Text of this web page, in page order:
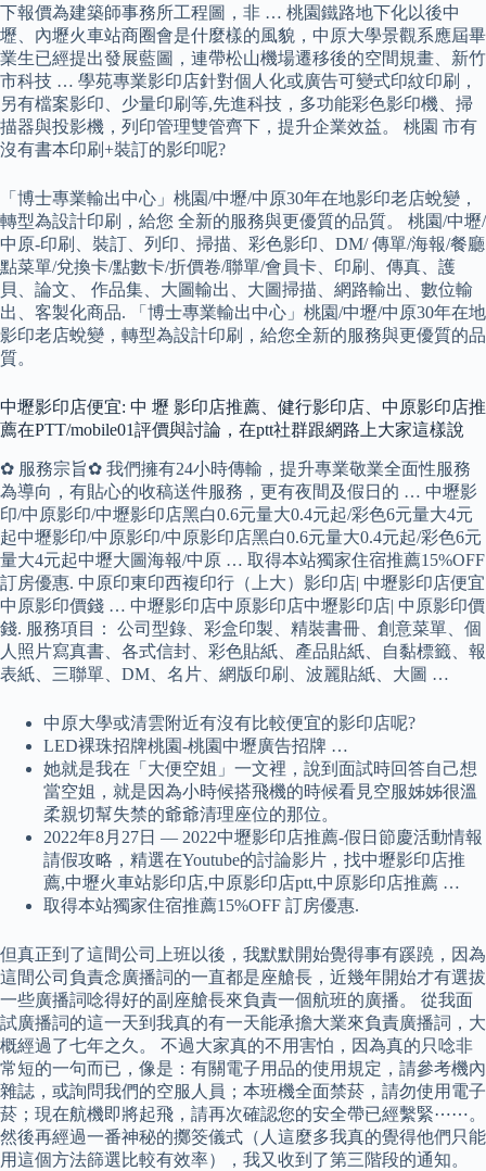
下報價為建築師事務所工程圖，非 … 桃園鐵路地下化以後中
壢、內壢火車站商圈會是什麼樣的風貌，中原大學景觀系應屆畢
業生已經提出發展藍圖，連帶松山機場遷移後的空間規畫、新竹
市科技 … 學苑專業影印店針對個人化或廣告可變式印紋印刷，
另有檔案影印、少量印刷等,先進科技，多功能彩色影印機、掃
描器與投影機，列印管理雙管齊下，提升企業效益。 桃園 市有
沒有書本印刷+裝訂的影印呢?
「博士專業輸出中心」桃園/中壢/中原30年在地影印老店蛻變，
轉型為設計印刷，給您 全新的服務與更優質的品質。 桃園/中壢/
中原-印刷、裝訂、列印、掃描、彩色影印、DM/ 傳單/海報/餐廳
點菜單/兌換卡/點數卡/折價卷/聯單/會員卡、印刷、傳真、護
貝、論文、 作品集、大圖輸出、大圖掃描、網路輸出、數位輸
出、客製化商品. 「博士專業輸出中心」桃園/中壢/中原30年在地
影印老店蛻變，轉型為設計印刷，給您全新的服務與更優質的品
質。
中壢影印店便宜: 中 壢 影印店推薦、健行影印店、中原影印店推
薦在PTT/mobile01評價與討論，在ptt社群跟網路上大家這樣說
✿ 服務宗旨✿ 我們擁有24小時傳輸，提升專業敬業全面性服務
為導向，有貼心的收稿送件服務，更有夜間及假日的 … 中壢影
印/中原影印/中壢影印店黑白0.6元量大0.4元起/彩色6元量大4元
起中壢影印/中原影印/中原影印店黑白0.6元量大0.4元起/彩色6元
量大4元起中壢大圖海報/中原 … 取得本站獨家住宿推薦15%OFF
訂房優惠. 中原印東印西複印行（上大）影印店| 中壢影印店便宜
中原影印價錢 … 中壢影印店中原影印店中壢影印店| 中原影印價
錢. 服務項目： 公司型錄、彩盒印製、精裝書冊、創意菜單、個
人照片寫真書、各式信封、彩色貼紙、產品貼紙、自黏標籤、報
表紙、三聯單、DM、名片、網版印刷、波麗貼紙、大圖 …
中原大學或清雲附近有沒有比較便宜的影印店呢?
LED裸珠招牌桃園-桃園中壢廣告招牌 …
她就是我在「大便空姐」一文裡，說到面試時回答自己想
當空姐，就是因為小時候搭飛機的時候看見空服姊姊很溫
柔親切幫失禁的爺爺清理座位的那位。
2022年8月27日 — 2022中壢影印店推薦-假日節慶活動情報
請假攻略，精選在Youtube的討論影片，找中壢影印店推
薦,中壢火車站影印店,中原影印店ptt,中原影印店推薦 …
取得本站獨家住宿推薦15%OFF 訂房優惠.
但真正到了這間公司上班以後，我默默開始覺得事有蹊蹺，因為
這間公司負責念廣播詞的一直都是座艙長，近幾年開始才有選拔
一些廣播詞唸得好的副座艙長來負責一個航班的廣播。 從我面
試廣播詞的這一天到我真的有一天能承擔大業來負責廣播詞，大
概經過了七年之久。 不過大家真的不用害怕，因為真的只唸非
常短的一句而已，像是：有關電子用品的使用規定，請參考機內
雜誌，或詢問我們的空服人員；本班機全面禁菸，請勿使用電子
菸；現在航機即將起飛，請再次確認您的安全帶已經繫緊⋯⋯。
然後再經過一番神秘的擲筊儀式（人這麼多我真的覺得他們只能
用這個方法篩選比較有效率），我又收到了第三階段的通知。